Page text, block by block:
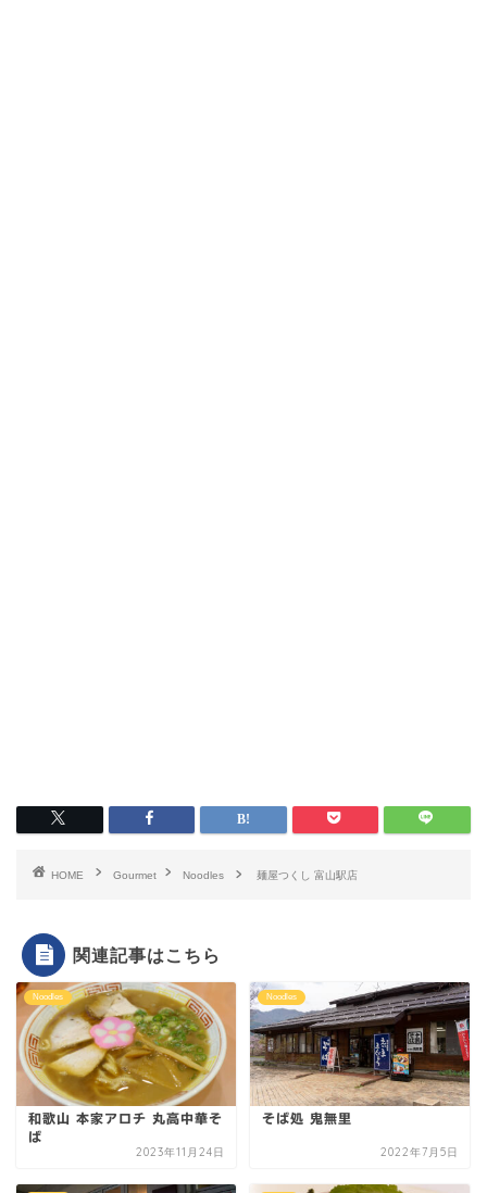
HOME Gourmet Noodles 麺屋つくし 富山駅店
関連記事はこちら
Noodles
和歌山 本家アロチ 丸高中華そ
ば
2023年11月24日
Noodles
そば処 鬼無里
2022年7月5日